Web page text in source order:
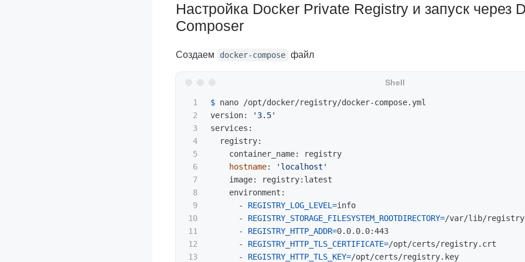
Настройка Docker Private Registry и запуск через
Composer
Создаем docker-compose файл
1
2
3
4
5
6
7
8
9
10
11
12
13
$ nano /opt/docker/registry/docker-compose.yml
version:
'3.5'
services:
  registry:
    container_name: registry
hostname:
'localhost'
    image: registry:latest
    environment:
      -
REGISTRY_LOG_LEVEL =info
      -
REGISTRY_STORAGE_FILESYSTEM_ROOTDIRECTORY=/var/lib/registry
      -
REGISTRY_HTTP_ADDR=0.0.0.0:443
      -
REGISTRY_HTTP_TLS_CERTIFICATE=/opt/certs/registry.crt
      -
REGISTRY_HTTP_TLS_KEY=/opt/certs/registry.key